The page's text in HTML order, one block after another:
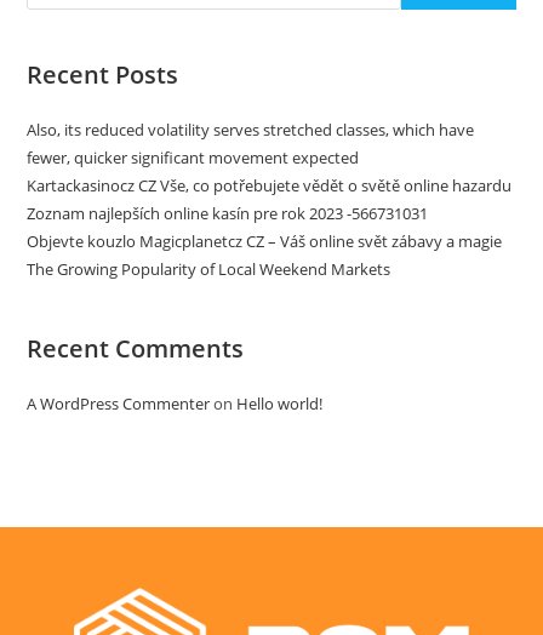
Recent Posts
Also, its reduced volatility serves stretched classes, which have
fewer, quicker significant movement expected
Kartackasinocz CZ Vše, co potřebujete vědět o světě online hazardu
Zoznam najlepších online kasín pre rok 2023 -566731031
Objevte kouzlo Magicplanetcz CZ – Váš online svět zábavy a magie
The Growing Popularity of Local Weekend Markets
Recent Comments
A WordPress Commenteron Hello world!